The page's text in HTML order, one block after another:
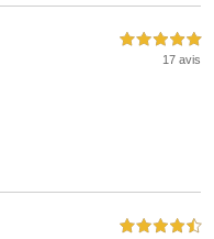
5,0 étoiles sur 5
17 avis
4,5 étoiles sur 5